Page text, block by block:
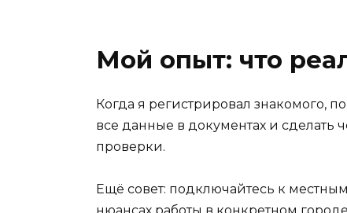
Мой опыт: что
Когда я регистрировал знакомого,
все данные в документах и сделать
проверки.
Ещё совет: подключайтесь к